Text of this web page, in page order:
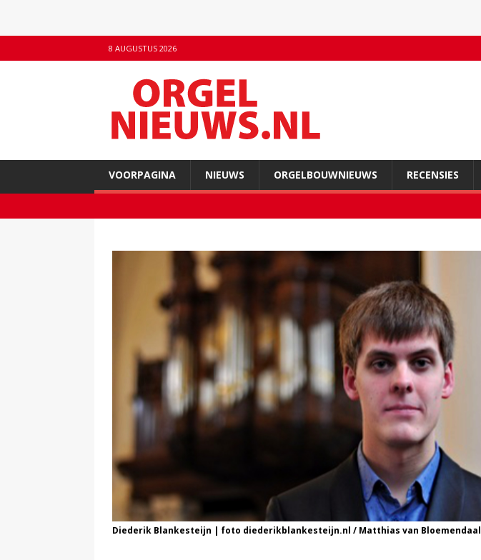
8 AUGUSTUS 2026
VOORPAGINA NIEUWS ORGELBOUWNIEUWS RECENSIES
Diederik Blankesteijn | foto diederikblankesteijn.nl / Matthias van Bloemendaal